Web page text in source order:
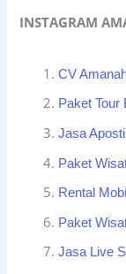
INSTAGRAM
CV
Paket Tour
Jasa
Paket
Rental
Paket
Jasa Live